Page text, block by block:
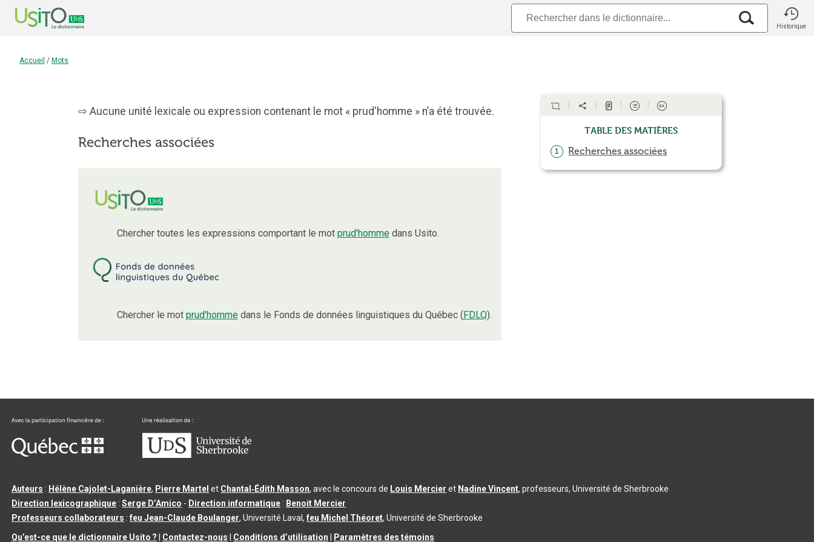
Historique
Accueil / Mots
Aucune unité lexicale ou expression contenant le mot « prud'homme » n’a été trouvée.
Recherches associées
Chercher toutes les expressions comportant le mot prud'hommedans Usito.
Chercher le mot prud'hommedans le Fonds de données linguistiques du Québec (FDLQ).
Table des matières
1 Recherches associées
Auteurs : Hélène Cajolet-Laganière, Pierre Martel et Chantal‑Édith Masson, avec le concours de Louis Mercier et Nadine Vincent, professeurs, Université de Sherbrooke
Direction lexicographique :Serge D’Amico - Direction informatique : Benoit Mercier
Professeurs collaborateurs :feu Jean-Claude Boulanger, Université Laval,feu Michel Théoret, Université de Sherbrooke
Qu’est-ce que le dictionnaire Usito ?
Contactez-nous Conditions d’utilisation Paramètres des témoins